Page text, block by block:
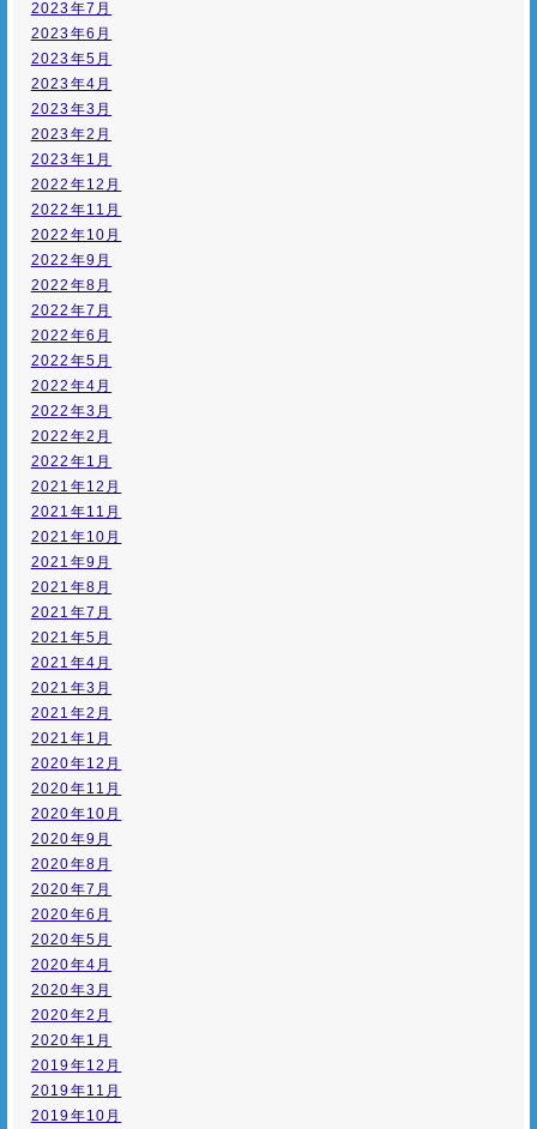
2023年7月
2023年6月
2023年5月
2023年4月
2023年3月
2023年2月
2023年1月
2022年12月
2022年11月
2022年10月
2022年9月
2022年8月
2022年7月
2022年6月
2022年5月
2022年4月
2022年3月
2022年2月
2022年1月
2021年12月
2021年11月
2021年10月
2021年9月
2021年8月
2021年7月
2021年5月
2021年4月
2021年3月
2021年2月
2021年1月
2020年12月
2020年11月
2020年10月
2020年9月
2020年8月
2020年7月
2020年6月
2020年5月
2020年4月
2020年3月
2020年2月
2020年1月
2019年12月
2019年11月
2019年10月